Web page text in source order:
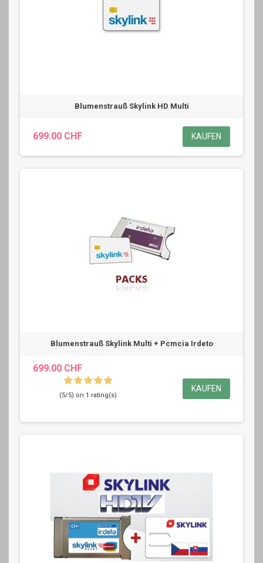
Blumenstrauß Skylink HD Multi
699.00 CHF KAUFEN
Blumenstrauß Skylink Multi + Pcmcia Irdeto
699.00 CHF
(5/5) on 1 rating(s)
KAUFEN